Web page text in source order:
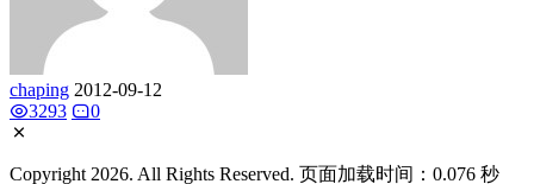
chaping 2012-09-12
3293
0
Copyright 2026. All Rights Reserved. 页面加载时间：0.076 秒